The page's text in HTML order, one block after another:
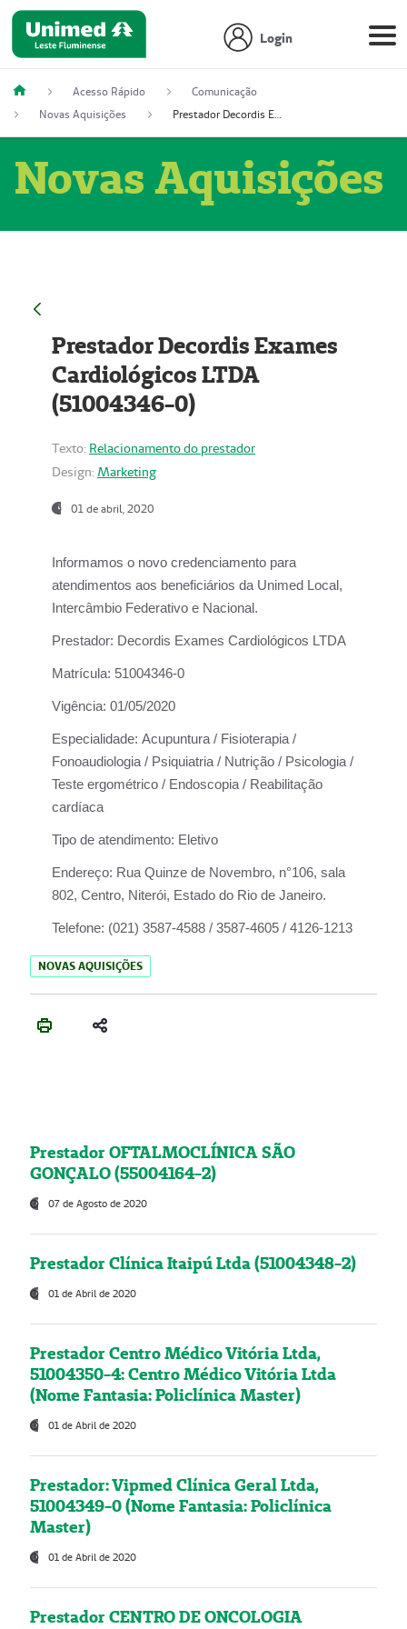
Login
Acesso Rápido
Comunicação
Novas Aquisições
Prestador Decordis Exames Cardiológicos LTDA (51004346-0)
Novas Aquisições
Prestador Decordis Exames
Cardiológicos LTDA
(51004346-0)
Texto: Relacionamento do prestador
Design: Marketing
01 de abril, 2020
Informamos o novo credenciamento para
atendimentos aos beneficiários da Unimed Local,
Intercâmbio Federativo e Nacional.
Prestador: Decordis Exames Cardiológicos LTDA
Matrícula: 51004346-0
Vigência: 01/05/2020
Especialidade: Acupuntura / Fisioterapia /
Fonoaudiologia / Psiquiatria / Nutrição / Psicologia /
Teste ergométrico / Endoscopia / Reabilitação
cardíaca
Tipo de atendimento: Eletivo
Endereço: Rua Quinze de Novembro, n°106, sala
802, Centro, Niterói, Estado do Rio de Janeiro.
Telefone: (021) 3587-4588 / 3587-4605 / 4126-1213
NOVAS AQUISIÇÕES
Prestador OFTALMOCLÍNICA SÃO
GONÇALO (55004164-2)
07 de Agosto de 2020
Prestador Clínica Itaipú Ltda (51004348-2)
01 de Abril de 2020
Prestador Centro Médico Vitória Ltda,
51004350-4: Centro Médico Vitória Ltda
(Nome Fantasia: Policlínica Master)
01 de Abril de 2020
Prestador: Vipmed Clínica Geral Ltda,
51004349-0 (Nome Fantasia: Policlínica
Master)
01 de Abril de 2020
Prestador CENTRO DE ONCOLOGIA